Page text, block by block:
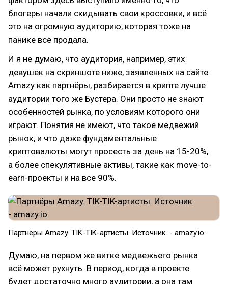
блогеры начали скидывать свои кроссовки, и всё
это на огромную аудиторию, которая тоже на
панике всё продала.
И я не думаю, что аудитория, например, этих
девушек на скриншоте ниже, заявленных на сайте
Amazy как партнёры, разбирается в крипте лучше
аудитории того же Бустера. Они просто не знают
особенностей рынка, по условиям которого они
играют. Понятия не имеют, что такое медвежий
рынок, и что даже фундаментальные
криптовалюты могут просесть за день на 15-20%,
а более спекулятивные активы, такие как move-to-
earn-проекты и на все 90%.
Партнёры Amazy. TIK-TIK-артисты. Источник. - amazy.io.
Думаю, на первом же витке медвежьего рынка
всё может рухнуть. В период, когда в проекте
будет достаточно много аудитории, а она там